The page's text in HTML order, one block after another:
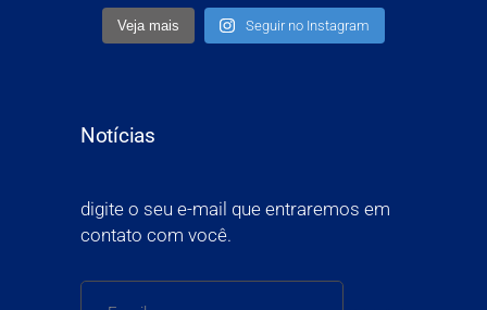
Veja mais Seguir no Instagram
Notícias
digite o seu e-mail que entraremos em
contato com você.